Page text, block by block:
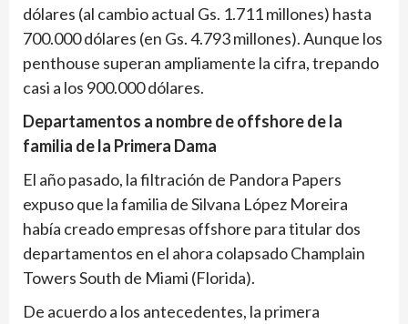
dólares (al cambio actual Gs. 1.711 millones) hasta
700.000 dólares (en Gs. 4.793 millones). Aunque los
penthouse superan ampliamente la cifra, trepando
casi a los 900.000 dólares.
Departamentos a nombre de offshore de la
familia de la Primera Dama
El año pasado, la filtración de Pandora Papers
expuso que la familia de Silvana López Moreira
había creado empresas offshore para titular dos
departamentos en el ahora colapsado Champlain
Towers South de Miami (Florida).
De acuerdo a los antecedentes, la primera